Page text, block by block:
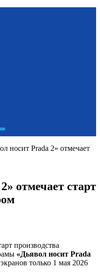
Искать
носит Prada 2» отмечает
отмечает старт
производства
«Дьявол носит Prada
только 1 мая 2026